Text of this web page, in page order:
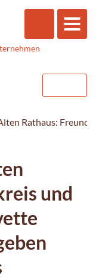
Rathaus:
und